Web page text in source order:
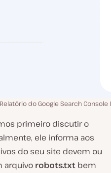
Relatório do Google Search Console
primeiro discutir o
ele informa aos
do seu site devem ou
arquivo robots.txt bem